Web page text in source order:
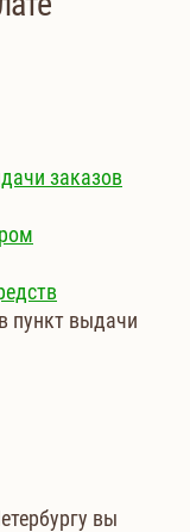
заказов
пункт выдачи
вы